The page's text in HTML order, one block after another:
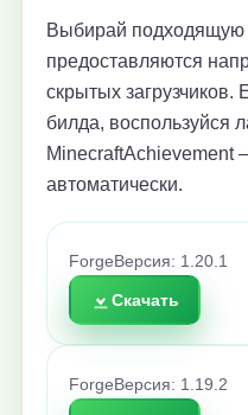
Выбирай
предоставляются
скрытых
билда, воспользуйся
MinecraftAchievement
автоматически.
Forge Версия: 1.20.1
Скачать
Forge Версия: 1.19.2